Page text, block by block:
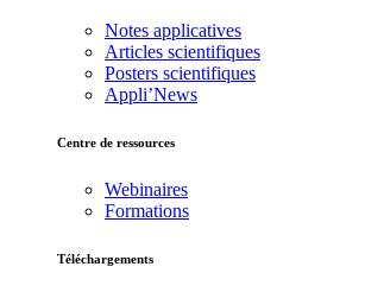
Notes applicatives
Articles scientifiques
Posters scientifiques
Appli’News
Centre de ressources
Webinaires
Formations
Téléchargements